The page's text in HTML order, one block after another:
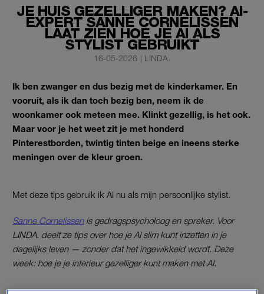
JE HUIS GEZELLIGER MAKEN? AI-
EXPERT SANNE CORNELISSEN
LAAT ZIEN HOE JE AI ALS
STYLIST GEBRUIKT
16-05-2026 | LINDA.
Ik ben zwanger en dus bezig met de kinderkamer. En
vooruit, als ik dan toch bezig ben, neem ik de
woonkamer ook meteen mee. Klinkt gezellig, is het ook.
Maar voor je het weet zit je met honderd
Pinterestborden, twintig tinten beige en ineens sterke
meningen over de kleur groen.
Met deze tips gebruik ik AI nu als mijn persoonlijke stylist.
Sanne Cornelissenis gedragspsycholoog en spreker. Voor
LINDA. deelt ze tips over hoe je AI slim kunt inzetten in je
dagelijks leven — zonder dat het ingewikkeld wordt. Deze
week: hoe je je interieur gezelliger kunt maken met AI.